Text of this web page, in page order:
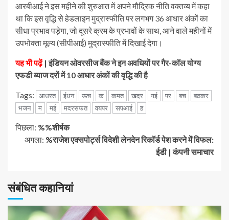
आरबीआई ने इस महीने की शुरुआत में अपने मौद्रिक नीति वक्तव्य में कहा
था कि इस वृद्धि से हेडलाइन मुद्रास्फीति पर लगभग 36 आधार अंकों का
सीधा प्रभाव पड़ेगा, जो दूसरे क्रम के प्रभावों के साथ, आने वाले महीनों में
उपभोक्ता मूल्य (सीपीआई) मुद्रास्फीति में दिखाई देगा।
यह भी पढ़ें| इंडियन ओवरसीज बैंक ने इन अवधियों पर गैर-कॉल योग्य
एफडी ब्याज दरों में 10 आधार अंकों की वृद्धि की है
Tags: आधरत ईधन ऊच क कमत खदर गई पर बच
बढकर
भजन
म मई मदरसफत वयपर सपआई ह
जारी
रहे
हैं
पिछला: %%शीर्षक
अगला: %राजेश एक्सपोर्ट्स विदेशी लेनदेन रिकॉर्ड पेश करने में विफल:
ईडी | कंपनी समाचार
संबंधित कहानियां